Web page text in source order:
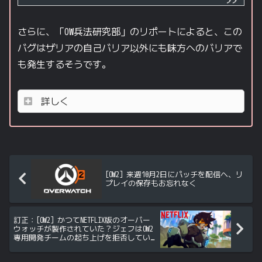
さらに、「OW兵法研究部」のリポートによると、この
バグはザリアの自己バリア以外にも味方へのバリアで
も発生するそうです。
詳しく
[OW2] 来週10月2日にパッチを配信へ、リ
プレイの保存もお忘れなく
訂正：[OW2] かつてNETFLIX版のオーバー
ウォッチが製作されていた？ジェフはOW2
専用開発チームの起ち上げを拒否してい